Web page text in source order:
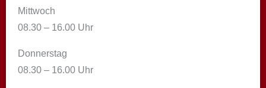
Mittwoch
08.30 – 16.00 Uhr
Donnerstag
08.30 – 16.00 Uhr